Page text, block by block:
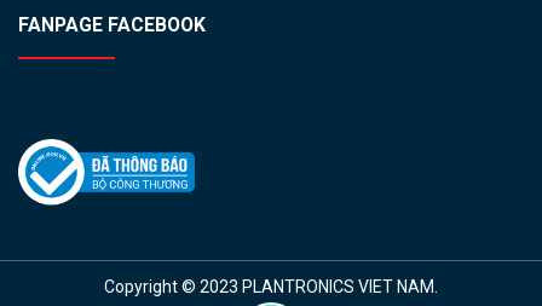
FANPAGE FACEBOOK
Copyright © 2023 PLANTRONICS VIET NAM.